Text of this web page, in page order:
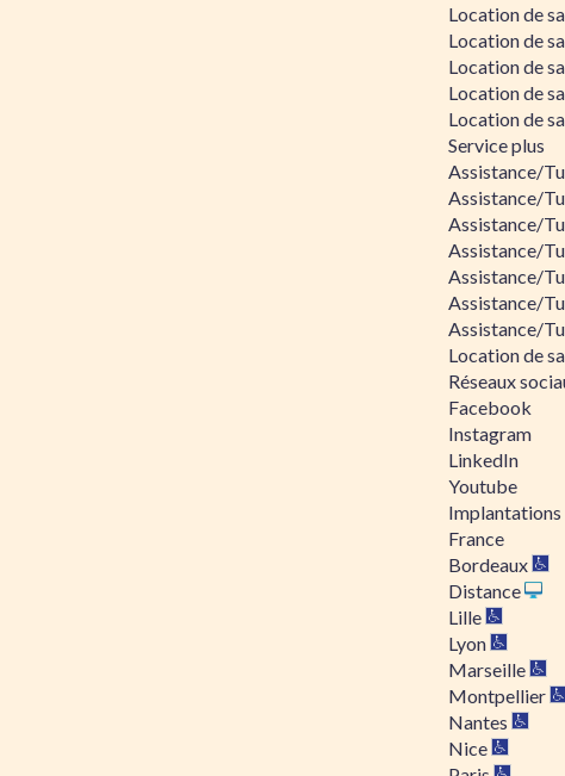
Location de
Location de
Location de
Location de
Location de
Service plus
Assistance/
Assistance/
Assistance/
Assistance/
Assistance/
Assistance/
Assistance/
Location de
Réseaux
Facebook
Instagram
LinkedIn
Youtube
Implantations
France
Bordeaux
Distance
Lille
Lyon
Marseille
Montpellier
Nantes
Nice